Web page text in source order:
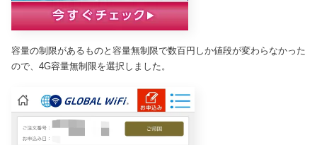
容量の制限があるものと容量無制限で数百円しか値段が変わらなかった
ので、4G容量無制限を選択しました。